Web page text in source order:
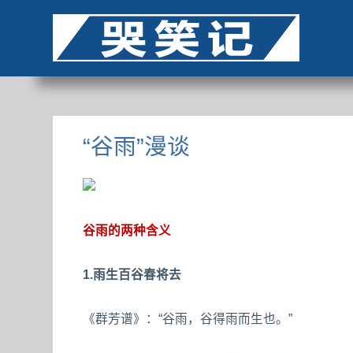
“谷雨”漫谈
谷雨的两种含义
1.雨生百谷春将去
《群芳谱》：“谷雨，谷得雨而生也。”